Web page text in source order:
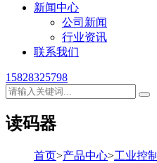
新闻中心
公司新闻
行业资讯
联系我们
15828325798
读码器
首页>产品中心>工业控制